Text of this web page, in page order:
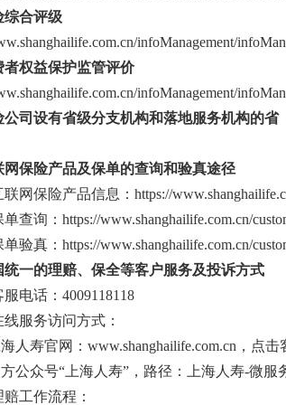
综合评级
infoManagement/
者权益保护监管评价
infoManagement/
公司设有省级分支机构和落地服务机构的
网保险产品及保单的查询和验真途径
联网保险产品信息：https://
单查询：https://www.shanghailife.com.cn/
单验真：https://www.shanghailife.com.cn/
统一的理赔、保全等客户服务及投诉方式
服电话：4009118118
线服务访问方式：
人寿官网：www.shanghailife.com.cn，点击
公众号“上海人寿”，路径：上海人寿-微服
赔工作流程：